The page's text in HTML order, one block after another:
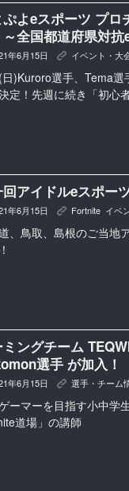
よeスポーツ プロ
～全国都道府県対
年6月15日 K イベント・大
)Kuroro選手、Tema選
定！先週に続き「初心
アイドルeスポー
年6月15日 K Fortnite, イベ
、鳥取、島根のご当地
ングチーム
選手 が加入！
年6月15日 K 選手・チーム
ーマーを目指す小中学
道場」の講師